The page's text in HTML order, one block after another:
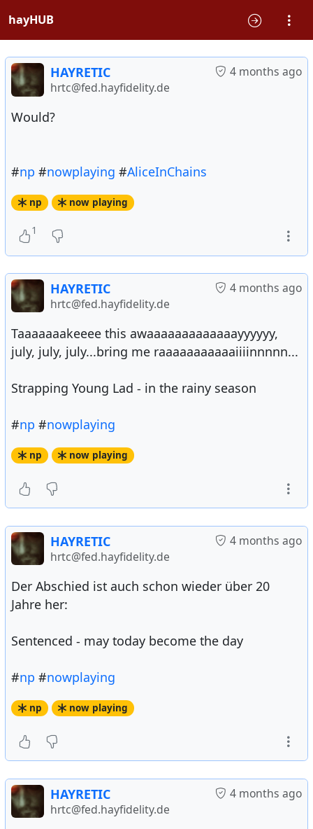
hayHUB
4 months ago
HAYRETIC
hrtc@fed.hayfidelity.de
Would?
#np #nowplaying #AliceInChains
np now playing
1
4 months ago
HAYRETIC
hrtc@fed.hayfidelity.de
Taaaaaaakeeee this awaaaaaaaaaaaaayyyyyy,
july, july, july...bring me raaaaaaaaaaaiiiinnnnn...
Strapping Young Lad - in the rainy season
#np #nowplaying
np now playing
4 months ago
HAYRETIC
hrtc@fed.hayfidelity.de
Der Abschied ist auch schon wieder über 20
Jahre her:
Sentenced - may today become the day
#np #nowplaying
np now playing
4 months ago
HAYRETIC
hrtc@fed.hayfidelity.de